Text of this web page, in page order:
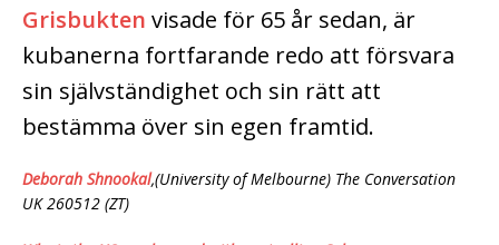
Grisbukten visade för 65 år sedan, är
kubanerna fortfarande redo att försvara
sin självständighet och sin rätt att
bestämma över sin egen framtid.
Deborah Shnookal,(University of Melbourne) The Conversation
UK 260512 (ZT)